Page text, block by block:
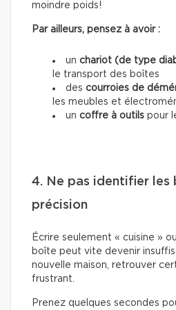
moindre poids!
Par ailleurs, pensez à avoir :
un chariot (de type
le transport des boîtes
des courroies de
les meubles et
un coffre à outils pour
4. Ne pas identifier les
précision
Écrire seulement « cuisine »
boîte peut vite devenir
nouvelle maison, retrouver
frustrant.
Prenez quelques secondes